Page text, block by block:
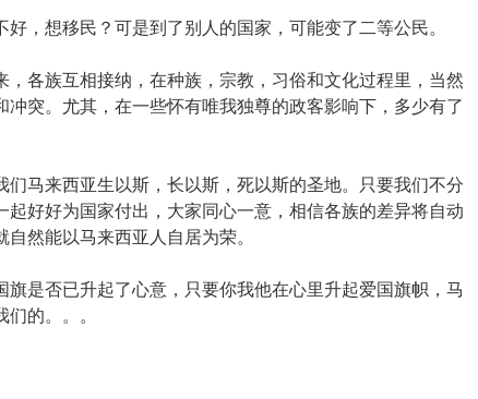
好，想移民？可是到了别人的国家，可能变了二等公民。
，各族互相接纳，在种族，宗教，习俗和文化过程里，当然
冲突。尤其，在一些怀有唯我独尊的政客影响下，多少有了
们马来西亚生以斯，长以斯，死以斯的圣地。只要我们不分
起好好为国家付出，大家同心一意，相信各族的差异将自动
自然能以马来西亚人自居为荣。
旗是否已升起了心意，只要你我他在心里升起爱国旗帜，马
的。。。